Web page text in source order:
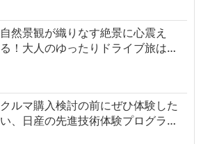
自然景観が織りなす絶景に心震え
る！大人のゆったりドライブ旅は…
クルマ購入検討の前にぜひ体験した
い、日産の先進技術体験プログラ…